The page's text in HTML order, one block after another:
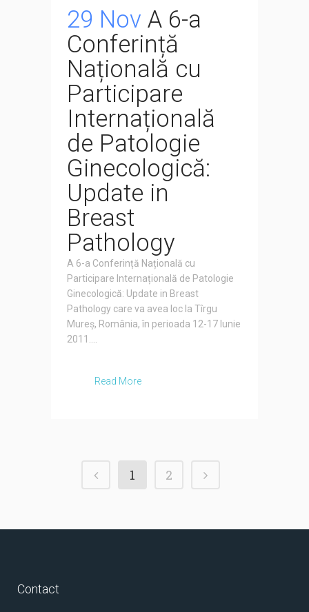
29 Nov A 6-a
Conferință
Națională cu
Participare
Internațională
de Patologie
Ginecologică:
Update in
Breast
Pathology
A 6-a Conferință Națională cu
Participare Internațională de Patologie
Ginecologică: Update in Breast
Pathology care va avea loc la Tîrgu
Mureș, România, în perioada 12-17 Iunie
2011....
Read More
1 2
Contact